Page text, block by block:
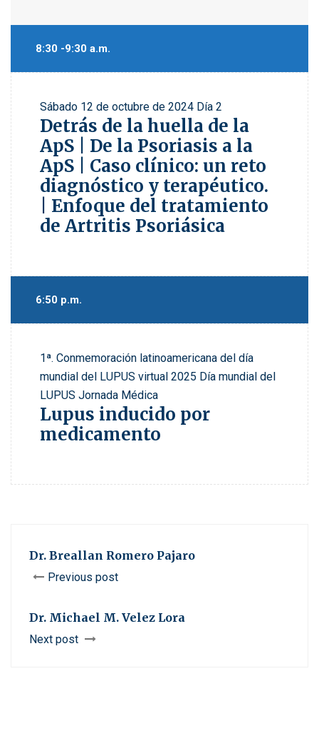
8:30 -9:30 a.m.
Sábado 12 de octubre de 2024 Día 2
Detrás de la huella de la
ApS | De la Psoriasis a la
ApS | Caso clínico: un reto
diagnóstico y terapéutico.
| Enfoque del tratamiento
de Artritis Psoriásica
6:50 p.m.
1ª. Conmemoración latinoamericana del día
mundial del LUPUS virtual 2025 Día mundial del
LUPUS Jornada Médica
Lupus inducido por
medicamento
Dr. Breallan Romero Pajaro
Previous post
Dr. Michael M. Velez Lora
Next post